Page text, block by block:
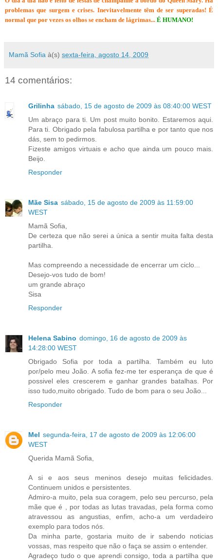
problemas que surgem e crises. Inevitavelmente têm de ser superadas! É
normal que por vezes os olhos se encham de lágrimas... É HUMANO!
Mamã Sofia à(s) sexta-feira, agosto 14, 2009
14 comentários:
Grilinha sábado, 15 de agosto de 2009 às 08:40:00 WEST
Um abraço para ti. Um post muito bonito. Estaremos aqui.
Para ti. Obrigado pela fabulosa partilha e por tanto que nos
dás, sem to pedirmos.
Fizeste amigos virtuais e acho que ainda um pouco mais.
Beijo.
Responder
Mãe Sisa sábado, 15 de agosto de 2009 às 11:59:00
WEST
Mamã Sofia,
De certeza que não serei a única a sentir muita falta desta
partilha.
Mas compreendo a necessidade de encerrar um ciclo...
Desejo-vos tudo de bom!
um grande abraço
Sisa
Responder
Helena Sabino domingo, 16 de agosto de 2009 às
14:28:00 WEST
Obrigado Sofia por toda a partilha. Também eu luto
por/pelo meu João. A sofia fez-me ter esperança de que é
possivel eles crescerem e ganhar grandes batalhas. Por
isso tudo,muito obrigado. Tudo de bom para o seu João...
Responder
Mel segunda-feira, 17 de agosto de 2009 às 12:06:00
WEST
Querida Mamã Sofia,
A si e aos seus meninos desejo muitas felicidades.
Continuem unidos e persistentes.
Admiro-a muito, pela sua coragem, pelo seu percurso, pela
mãe que é , por todas as lutas travadas, pela forma como
atravessou as angustias, enfim, acho-a um verdadeiro
exemplo para todos nós.
Da minha parte, gostaria muito de ir sabendo noticias
vossas, mas respeito que não o faça se assim o entender.
Agradeço tudo o que aprendi consigo, toda a partilha que